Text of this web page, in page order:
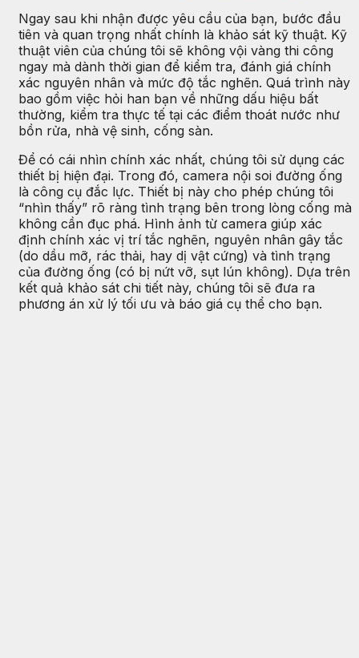
Ngay sau khi nhận được yêu cầu của bạn, bước đầu
tiên và quan trọng nhất chính là khảo sát kỹ thuật. Kỹ
thuật viên của chúng tôi sẽ không vội vàng thi công
ngay mà dành thời gian để kiểm tra, đánh giá chính
xác nguyên nhân và mức độ tắc nghẽn. Quá trình này
bao gồm việc hỏi han bạn về những dấu hiệu bất
thường, kiểm tra thực tế tại các điểm thoát nước như
bồn rửa, nhà vệ sinh, cống sàn.
Để có cái nhìn chính xác nhất, chúng tôi sử dụng các
thiết bị hiện đại. Trong đó, camera nội soi đường ống
là công cụ đắc lực. Thiết bị này cho phép chúng tôi
“nhìn thấy” rõ ràng tình trạng bên trong lòng cống mà
không cần đục phá. Hình ảnh từ camera giúp xác
định chính xác vị trí tắc nghẽn, nguyên nhân gây tắc
(do dầu mỡ, rác thải, hay dị vật cứng) và tình trạng
của đường ống (có bị nứt vỡ, sụt lún không). Dựa trên
kết quả khảo sát chi tiết này, chúng tôi sẽ đưa ra
phương án xử lý tối ưu và báo giá cụ thể cho bạn.